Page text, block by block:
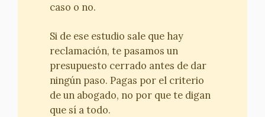
caso o no.
Si de ese estudio sale que hay
reclamación, te pasamos un
presupuesto cerrado antes de dar
ningún paso. Pagas por el criterio
de un abogado, no por que te digan
que sí a todo.